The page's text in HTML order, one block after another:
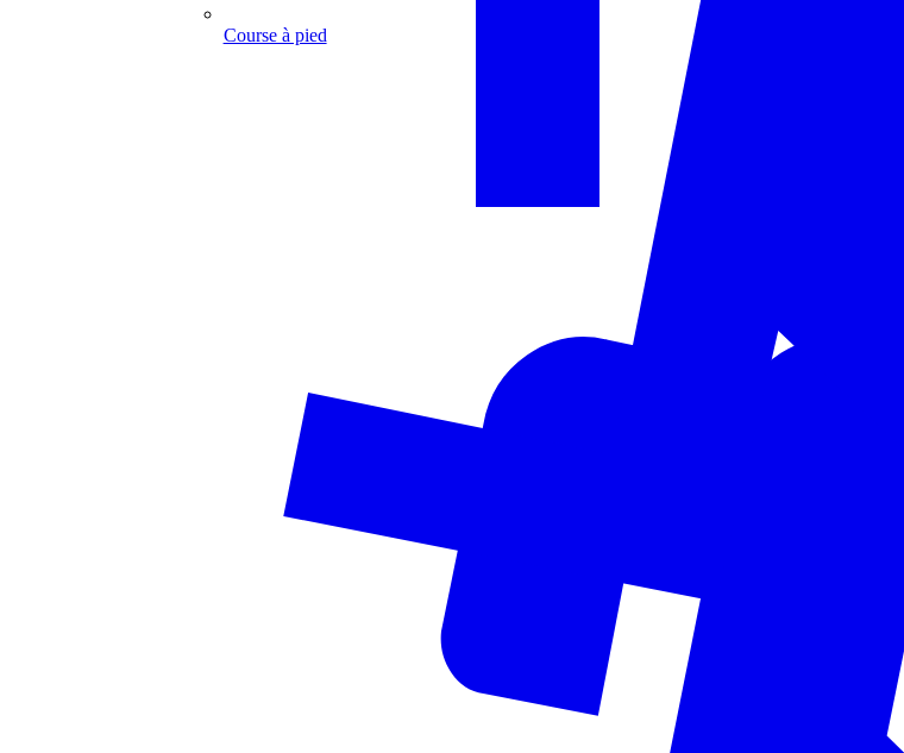
Course à pied